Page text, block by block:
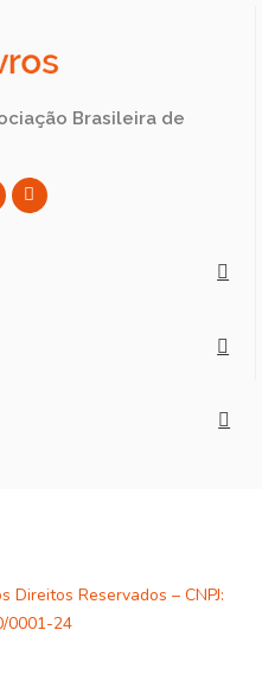
Brasileira de
Direitos Reservados – CNPJ:
0001-24